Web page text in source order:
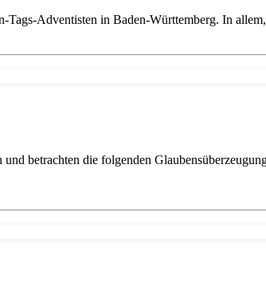
Adventisten in Baden-Württemberg. In
betrachten die folgenden